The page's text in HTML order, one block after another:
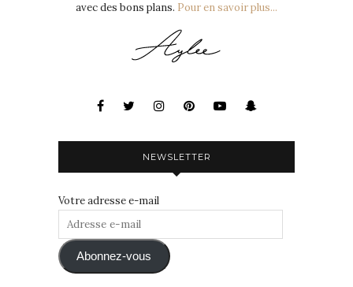
avec des bons plans. Pour en savoir plus...
NEWSLETTER
Votre adresse e-mail
Adresse
mail Abonnez-vous